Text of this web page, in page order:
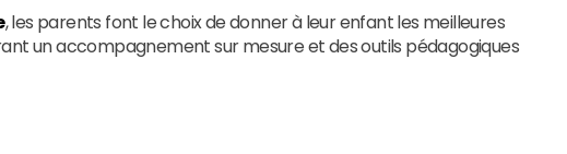
, les parents font le choix de donner à leur enfant les meilleures
un accompagnement sur mesure et des outils pédagogiques